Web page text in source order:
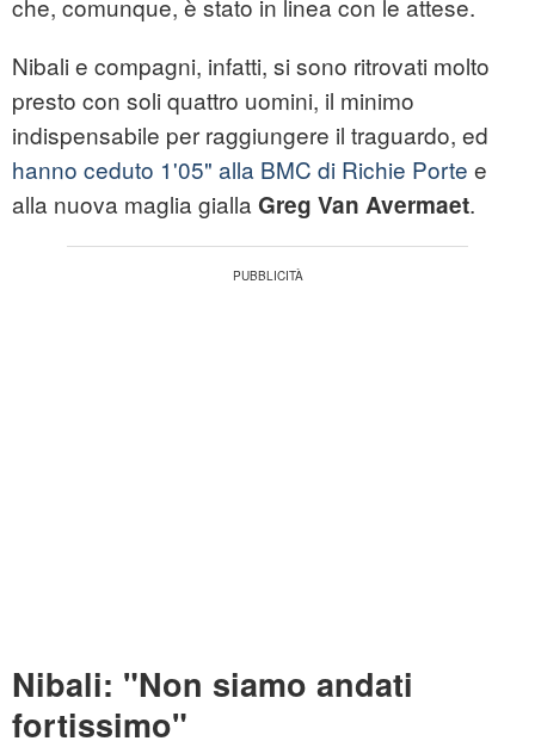
che, comunque, è stato in linea con le attese.
Nibali e compagni, infatti, si sono ritrovati molto
presto con soli quattro uomini, il minimo
indispensabile per raggiungere il traguardo, ed
hanno ceduto 1'05" alla BMC di Richie Porte e
alla nuova maglia gialla Greg Van Avermaet.
Nibali: "Non siamo andati
fortissimo"